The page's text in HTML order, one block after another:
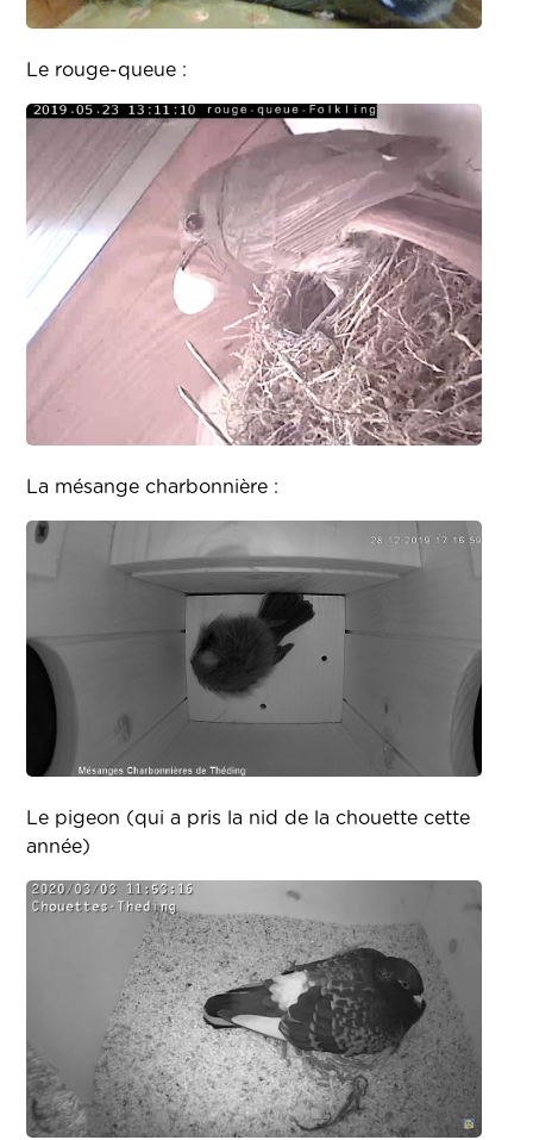
Le rouge-queue :
La mésange charbonnière :
Le pigeon (qui a pris la nid de la chouette cette
année)